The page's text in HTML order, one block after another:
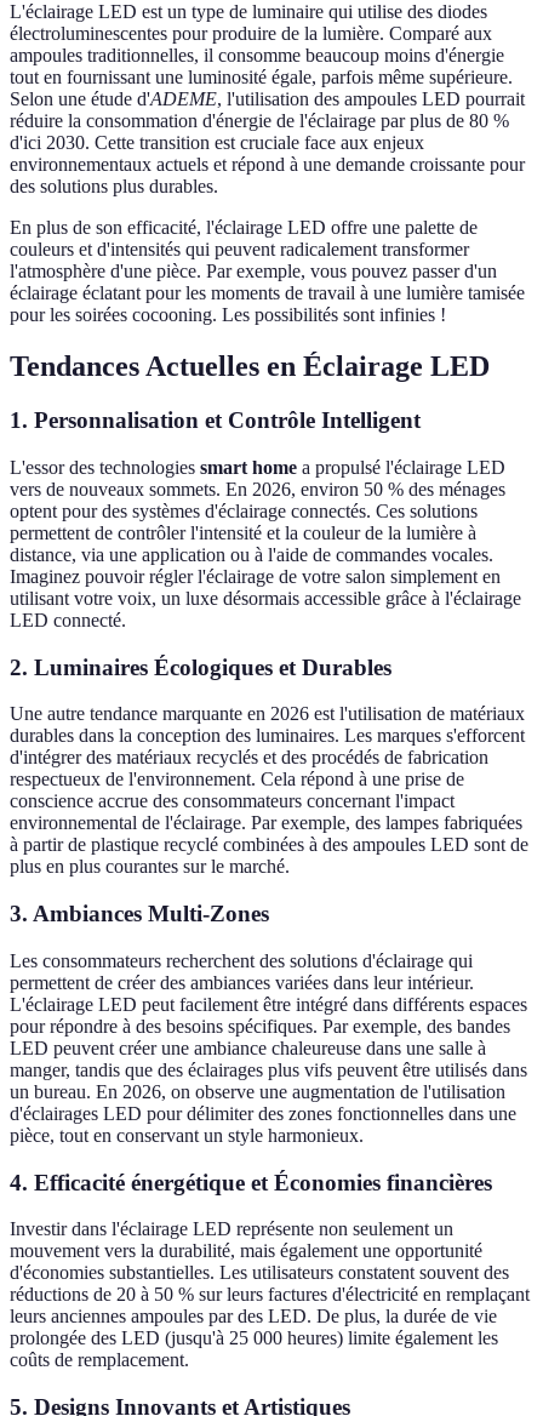
L'éclairage LED est un type de luminaire qui utilise des diodes
électroluminescentes pour produire de la lumière. Comparé aux
ampoules traditionnelles, il consomme beaucoup moins d'énergie
tout en fournissant une luminosité égale, parfois même supérieure.
Selon une étude d'ADEME, l'utilisation des ampoules LED pourrait
réduire la consommation d'énergie de l'éclairage par plus de 80 %
d'ici 2030. Cette transition est cruciale face aux enjeux
environnementaux actuels et répond à une demande croissante pour
des solutions plus durables.
En plus de son efficacité, l'éclairage LED offre une palette de
couleurs et d'intensités qui peuvent radicalement transformer
l'atmosphère d'une pièce. Par exemple, vous pouvez passer d'un
éclairage éclatant pour les moments de travail à une lumière tamisée
pour les soirées cocooning. Les possibilités sont infinies !
Tendances Actuelles en Éclairage LED
1. Personnalisation et Contrôle Intelligent
L'essor des technologies smart home a propulsé l'éclairage LED
vers de nouveaux sommets. En 2026, environ 50 % des ménages
optent pour des systèmes d'éclairage connectés. Ces solutions
permettent de contrôler l'intensité et la couleur de la lumière à
distance, via une application ou à l'aide de commandes vocales.
Imaginez pouvoir régler l'éclairage de votre salon simplement en
utilisant votre voix, un luxe désormais accessible grâce à l'éclairage
LED connecté.
2. Luminaires Écologiques et Durables
Une autre tendance marquante en 2026 est l'utilisation de matériaux
durables dans la conception des luminaires. Les marques s'efforcent
d'intégrer des matériaux recyclés et des procédés de fabrication
respectueux de l'environnement. Cela répond à une prise de
conscience accrue des consommateurs concernant l'impact
environnemental de l'éclairage. Par exemple, des lampes fabriquées
à partir de plastique recyclé combinées à des ampoules LED sont de
plus en plus courantes sur le marché.
3. Ambiances Multi-Zones
Les consommateurs recherchent des solutions d'éclairage qui
permettent de créer des ambiances variées dans leur intérieur.
L'éclairage LED peut facilement être intégré dans différents espaces
pour répondre à des besoins spécifiques. Par exemple, des bandes
LED peuvent créer une ambiance chaleureuse dans une salle à
manger, tandis que des éclairages plus vifs peuvent être utilisés dans
un bureau. En 2026, on observe une augmentation de l'utilisation
d'éclairages LED pour délimiter des zones fonctionnelles dans une
pièce, tout en conservant un style harmonieux.
4. Efficacité énergétique et Économies financières
Investir dans l'éclairage LED représente non seulement un
mouvement vers la durabilité, mais également une opportunité
d'économies substantielles. Les utilisateurs constatent souvent des
réductions de 20 à 50 % sur leurs factures d'électricité en remplaçant
leurs anciennes ampoules par des LED. De plus, la durée de vie
prolongée des LED (jusqu'à 25 000 heures) limite également les
coûts de remplacement.
5. Designs Innovants et Artistiques